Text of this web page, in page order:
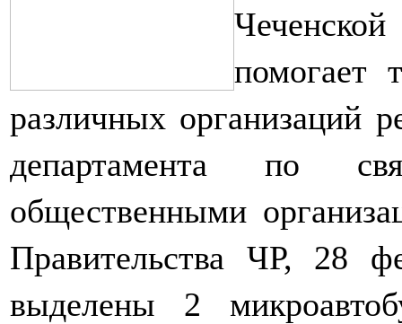
помогает
различных организаций
департамента по
общественными
Правительства ЧР, 28
выделены 2